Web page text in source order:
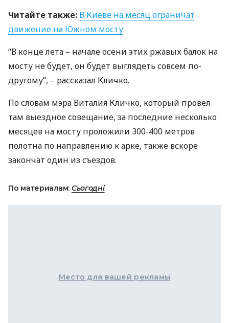
Читайте также: В Киеве на месяц ограничат
движение на Южном мосту
“В конце лета – начале осени этих ржавых балок на
мосту не будет, он будет выглядеть совсем по-
другому”, – рассказал Кличко.
По словам мэра Виталия Кличко, который провел
там выездное совещание, за последние несколько
месяцев на мосту проложили 300-400 метров
полотна по направлению к арке, также вскоре
закончат один из съездов.
По материалам: Сьогодні
Место для вашей рекламы